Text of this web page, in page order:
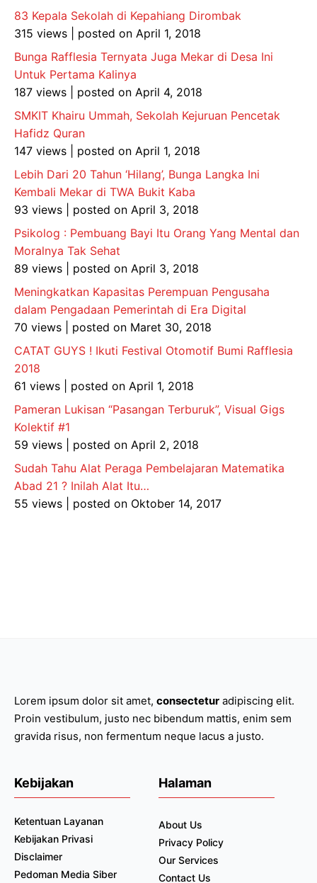
83 Kepala Sekolah di Kepahiang Dirombak
315 views
posted on April 1, 2018
Bunga Rafflesia Ternyata Juga Mekar di Desa Ini
Untuk Pertama Kalinya
187 views
posted on April 4, 2018
SMKIT Khairu Ummah, Sekolah Kejuruan Pencetak
Hafidz Quran
147 views
posted on April 1, 2018
Lebih Dari 20 Tahun ‘Hilang’, Bunga Langka Ini
Kembali Mekar di TWA Bukit Kaba
93 views
posted on April 3, 2018
Psikolog : Pembuang Bayi Itu Orang Yang Mental dan
Moralnya Tak Sehat
89 views
posted on April 3, 2018
Meningkatkan Kapasitas Perempuan Pengusaha
dalam Pengadaan Pemerintah di Era Digital
70 views
posted on Maret 30, 2018
CATAT GUYS ! Ikuti Festival Otomotif Bumi Rafflesia
2018
61 views
posted on April 1, 2018
Pameran Lukisan “Pasangan Terburuk”, Visual Gigs
Kolektif #1
59 views
posted on April 2, 2018
Sudah Tahu Alat Peraga Pembelajaran Matematika
Abad 21 ? Inilah Alat Itu…
55 views
posted on Oktober 14, 2017
Lorem ipsum dolor sit amet, consectetur adipiscing elit.
Proin vestibulum, justo nec bibendum mattis, enim sem
gravida risus, non fermentum neque lacus a justo.
Kebijakan
Ketentuan Layanan
Kebijakan Privasi
Disclaimer
Pedoman Media Siber
Halaman
About Us
Privacy Policy
Our Services
Contact Us